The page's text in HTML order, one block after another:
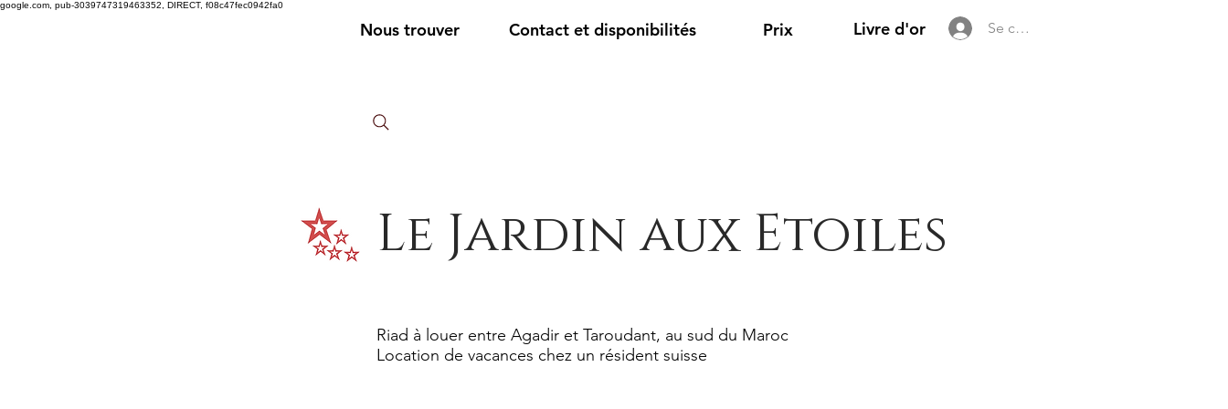
google.com, pub-3039747319463352, DIRECT, f08c47fec0942fa0
Nous trouver Contact et disponibilités Prix Livre d'or Se connecter
Le Jardin aux Etoiles
Riad à louer entre Agadir et Taroudant, au sud du Maroc
Location de vacances chez un résident suisse